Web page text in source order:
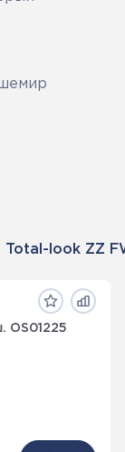
Total-look ZZ
OS01225